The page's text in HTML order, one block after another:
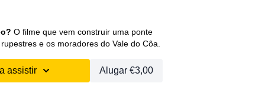
os habitantes do Vale tomam
e do futuro, da evolução do ser
de Cinema de Trento – Itália;
O filme que vem construir uma ponte
e os moradores do Vale do Côa.
assistir Alugar €3,00